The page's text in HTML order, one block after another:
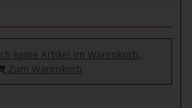
keine Artikel im Warenkorb.
Zum Warenkorb